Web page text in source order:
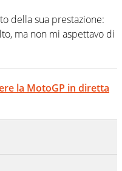
della sua prestazione:
ma non mi aspettavo di
la MotoGP in diretta